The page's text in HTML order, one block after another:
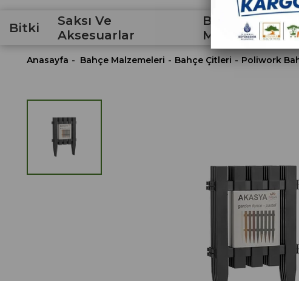
Bitki
Saksı Ve
Aksesuarlar
Bahçe
Malzemeleri
Anasayfa Bahçe Malzemeleri Bahçe Çitleri Poliwork